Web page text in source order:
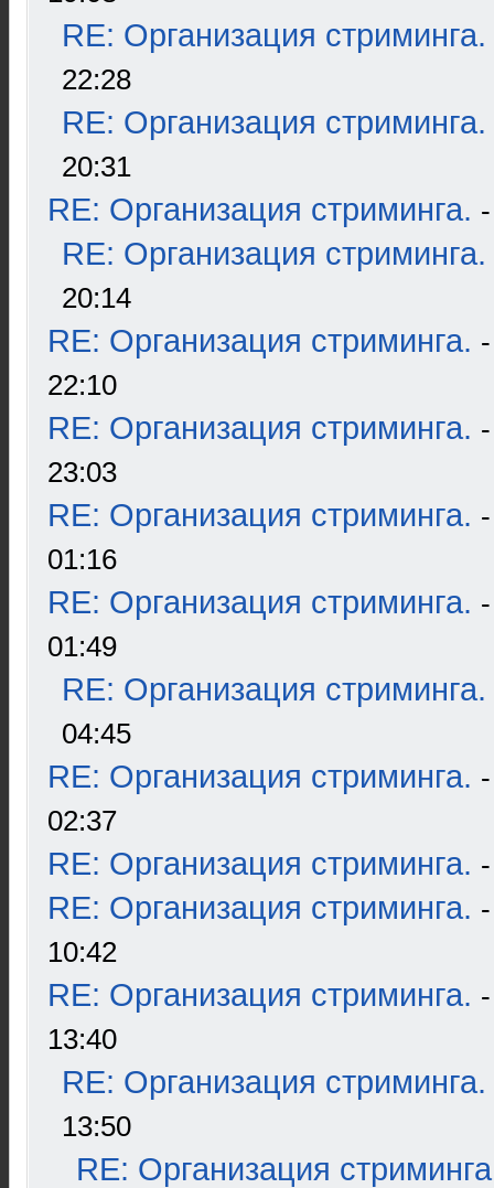
RE: Организация стриминга.
22:28
RE: Организация стриминга.
20:31
RE: Организация стриминга.
RE: Организация стриминга.
20:14
RE: Организация стриминга.
22:10
RE: Организация стриминга.
23:03
RE: Организация стриминга.
01:16
RE: Организация стриминга.
01:49
RE: Организация стриминга.
04:45
RE: Организация стриминга.
02:37
RE: Организация стриминга.
RE: Организация стриминга.
10:42
RE: Организация стриминга.
13:40
RE: Организация стриминга.
13:50
RE: Организация